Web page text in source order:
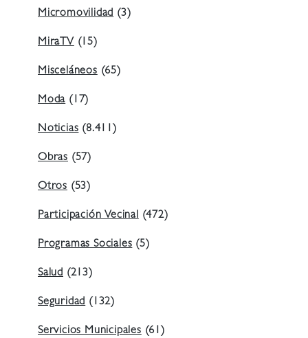
Micromovilidad(3)
MiraTV(15)
Misceláneos(65)
Moda(17)
Noticias(8.411)
Obras (57)
Otros (53)
Participación Vecinal(472)
Programas Sociales(5)
Salud (213)
Seguridad(132)
Servicios Municipales(61)